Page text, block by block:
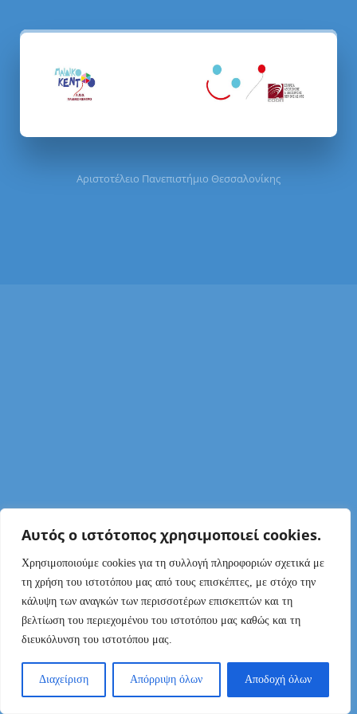
Αυτός ο ιστότοπος χρησιμοποιεί cookies.
Χρησιμοποιούμε cookies για τη συλλογή πληροφοριών σχετικά με
τη χρήση του ιστοτόπου μας από τους επισκέπτες, με στόχο την
κάλυψη των αναγκών των περισσοτέρων επισκεπτών και τη
βελτίωση του περιεχομένου του ιστοτόπου μας καθώς και τη
διευκόλυνση του ιστοτόπου μας.
Διαχείριση Απόρριψη όλων Αποδοχή όλων
Αριστοτέλειο Πανεπιστήμιο Θεσσαλονίκης